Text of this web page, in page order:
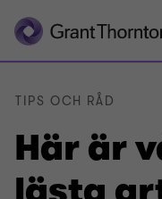
Här är
TIPS OCH RÅD